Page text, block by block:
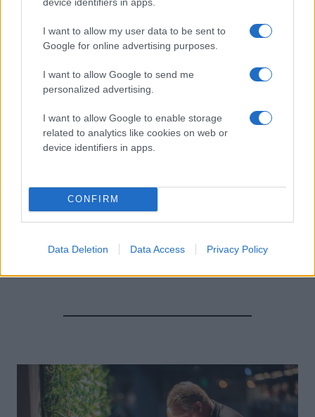
I want to allow my user data to be sent to
Google for online advertising purposes.
I want to allow Google to send me
personalized advertising.
I want to allow Google to enable storage
related to analytics like cookies on web or
device identifiers in apps.
CONFIRM
Data Deletion Data Access Privacy Policy
buffé och tappa upp egen dryck i Kallzonen.